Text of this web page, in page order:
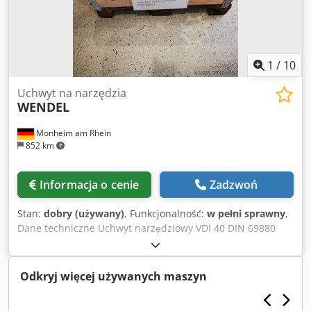
1 / 10
Monheim am Rhein
852 km
Uchwyt na narzędzia
WENDEL
Informacja o cenie Zadzwoń
Stan: dobry (używany), Funkcjonalność: w pełni sprawny,
Dane techniczne Uchwyt narzędziowy VDI 40 DIN 69880
Ilość 22 sztuki Informacje dodatkowe Asortyment uchwytów
narzędziowych. W dobrym stanie. Rozmiar oprawki: VDI 40,
DIN 69880 Był używany na tokarce CNC Gildemeister CTX
500 E. Ilość asortymentu: 1 sztuka uchwytu narzędziowego
z napędem promieniowym 18 uchwytów narzędziowych z
Odkryj więcej używanych maszyn